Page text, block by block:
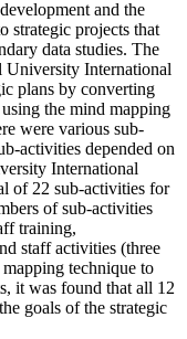
and the
strategic projects that
data studies. The
University International
plans by converting
the mind mapping
were various sub-
activities depended on
International
of 22 sub-activities for
of sub-activities
training,
staff activities (three
technique to
it was found that all 12
goals of the strategic